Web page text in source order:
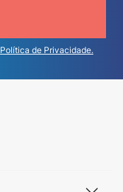
Política de Privacidade.